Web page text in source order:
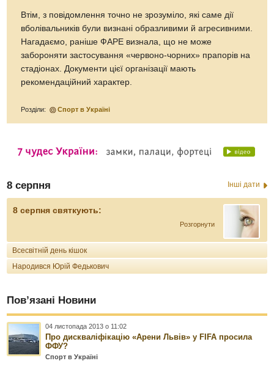
Втім, з повідомлення точно не зрозуміло, які саме дії
вболівальників були визнані образливими й агресивними.
Нагадаємо, раніше ФАРЕ визнала, що не може
забороняти застосування «червоно-чорних» прапорів на
стадіонах. Документи цієї організації мають
рекомендаційний характер.
Розділи: Спорт в Україні
8 серпня Інші дати
8 серпня святкують:
Розгорнути
Всесвітній день кішок
Народився Юрій Федькович
Пов’язані Новини
04 листопада 2013 о 11:02
Про дискваліфікацію «Арени Львів» у FIFA просила
ФФУ?
Спорт в Україні